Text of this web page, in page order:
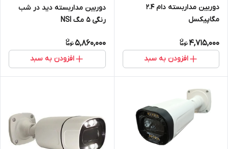
دوربین مداربسته دام 2.4
مگاپیکسل
4,715,000
افزودن به سبد
دوربین مداربسته دید در شب
رنگی 5 مگ NSI
5,860,000
افزودن به سبد